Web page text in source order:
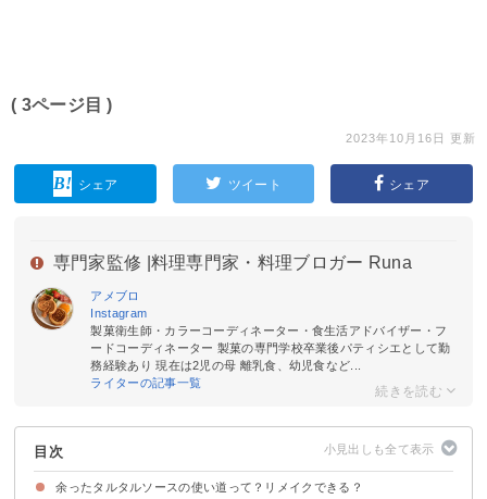
( 3ページ目 )
2023年10月16日 更新
シェア ツイート シェア
専門家監修 | 料理専門家・料理ブロガー Runa
アメブロ
Instagram
製菓衛生師・カラーコーディネーター・食生活アドバイザー・フ
ードコーディネーター 製菓の専門学校卒業後パティシエとして勤
務経験あり 現在は2児の母 離乳食、幼児食など...
ライターの記事一覧
目次
余ったタルタルソースの使い道って？リメイクできる？